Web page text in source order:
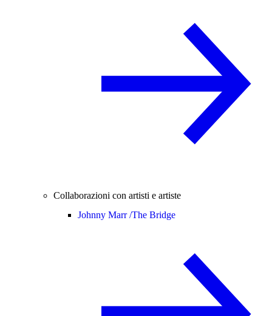
Collaborazioni con artisti e artiste
Johnny Marr /The Bridge